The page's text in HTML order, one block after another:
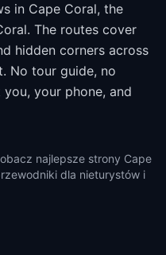
in Cape Coral, the
The routes cover
hidden corners across
No tour guide, no
your phone, and
najlepsze strony Cape
dla nieturystów i